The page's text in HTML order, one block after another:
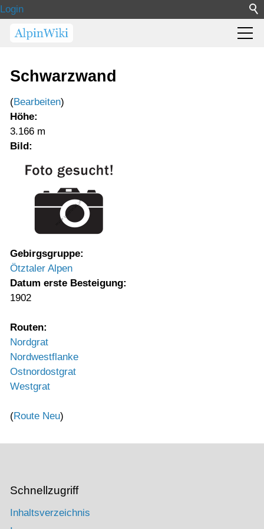
Login
Schwarzwand
(Bearbeiten)
Höhe:
3.166 m
Bild:
Gebirgsgruppe:
Ötztaler Alpen
Datum erste Besteigung:
1902
Routen:
Nordgrat
Nordwestflanke
Ostnordostgrat
Westgrat
(Route Neu)
Schnellzugriff
Inhaltsverzeichnis